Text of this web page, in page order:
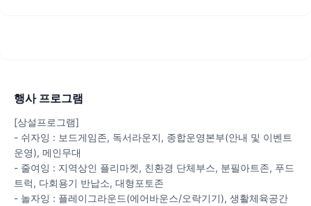
행사 프로그램
[상설프로그램]
- 쉬자잉 : 보드게임존, 독서라운지, 종합운영본부(안내 및 이벤트
운영), 메인무대
- 줄여잉 : 지역상인 플리마켓, 친환경 단체부스, 분필아트존, 푸드
트럭, 다회용기 반납소, 대형포토존
- 놀자잉 : 플레이그라운드(에어바운스/오락기기), 생활체육공간